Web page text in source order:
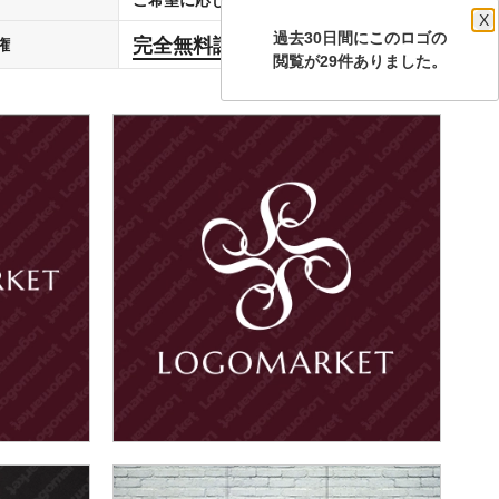
完全無料譲渡 します
過去30日間にこのロゴの
X
閲覧が29件ありました。